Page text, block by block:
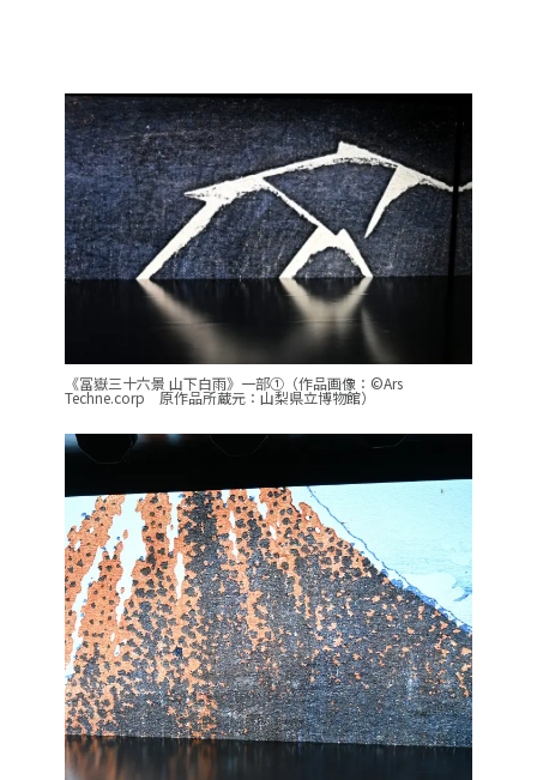
《冨嶽三十六景 山下白雨》一部①（作品画像：©Ars
Techne.corp 原作品所蔵元：山梨県立博物館）